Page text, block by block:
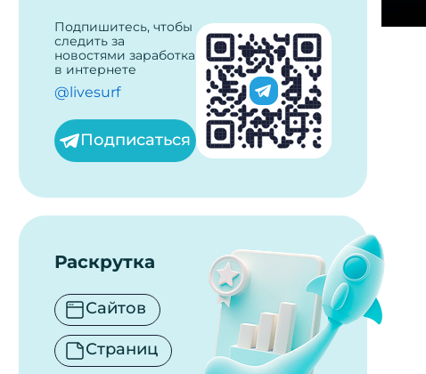
Подпишитесь, чтобы
следить за
новостями заработка
в интернете
@livesurf
Подписаться
Раскрутка
Сайтов
Страниц